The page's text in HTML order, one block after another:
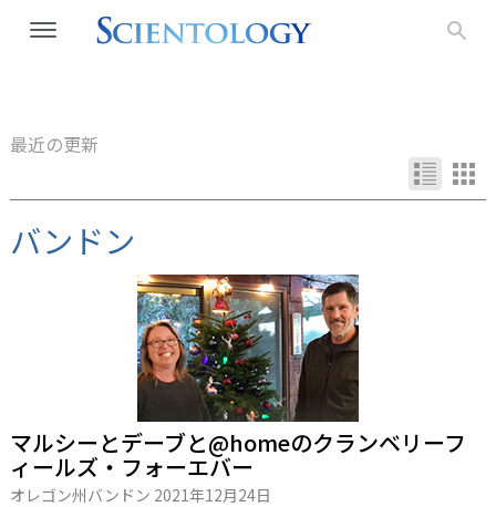
最近の更新
バンドン
マルシーとデーブと@homeのクランベリーフ
ィールズ・フォーエバー
オレゴン州バンドン 2021年12月24日